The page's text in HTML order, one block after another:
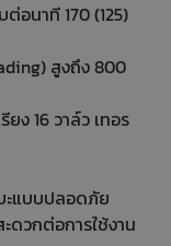
อนาที 170 (125)
สูงถึง 800
ง 16 วาล์ว เทอร
ะแบบปลอดภัย
ดวกต่อการใช้งาน